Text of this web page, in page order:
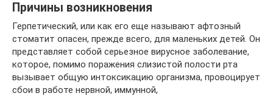
Причины возникновения
Герпетический, или как его еще называют афтозный
стоматит опасен, прежде всего, для маленьких детей. Он
представляет собой серьезное вирусное заболевание,
которое, помимо поражения слизистой полости рта
вызывает общую интоксикацию организма, провоцирует
сбои в работе нервной, иммунной,